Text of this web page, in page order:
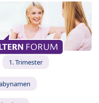
1. Trimester